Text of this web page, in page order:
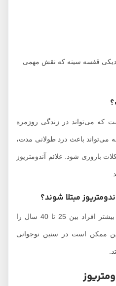
قفسه سینه که نقش مهمی
می‌تواند در زندگی روزمره
باعث درد طولانی مدت،
شود. علائم آندومتریوز
مبتلا شوند؟
آندومتریوز عارضه‌ای است که بیشتر افراد بین 25 تا 40 سال را
است در سنین نوجوانی